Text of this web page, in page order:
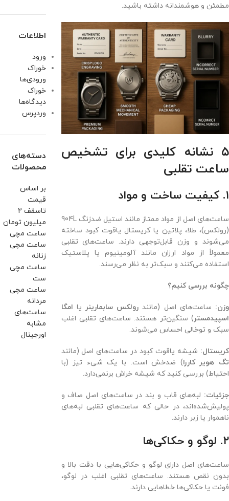
مطمئن و هوشمندانه داشته باشید.
۵ نشانه کلیدی برای تشخیص
ساعت تقلبی
۱. کیفیت ساخت و مواد
ساعت‌های اصل از مواد ممتاز مانند استیل ضدزنگ 904L
(رولکس)، طلا، پلاتین یا کریستال یاقوت کبود ساخته
می‌شوند و وزن قابل‌توجهی دارند. ساعت‌های تقلبی
معمولاً از مواد ارزان مانند آلومینیوم یا پلاستیک
استفاده می‌کنند و سبک‌تر به نظر می‌رسند.
چگونه بررسی کنیم؟
وزن: ساعت‌های اصل (مانند رولکس سابمارینر یا امگا
اسپیدمستر ) سنگین‌تر هستند. ساعت‌های تقلبی اغلب
سبک و توخالی احساس می‌شوند.
کریستال: شیشه یاقوت کبود در ساعت‌های اصل (مانند
تگ هویر کاررا) ضدخش است. با یک شیء تیز (با
احتیاط) بررسی کنید که شیشه خراش برنمی‌دارد.
جزئیات: لبه‌های قاب و بند در ساعت‌های اصل صاف و
پولیش‌شده‌اند، در حالی که ساعت‌های تقلبی لبه‌های
ناهموار یا زبر دارند.
۲. لوگو و حکاکی‌ها
ساعت‌های اصل دارای لوگو و حکاکی‌هایی با دقت بالا و
بدون نقص هستند. ساعت‌های تقلبی اغلب در لوگو،
فونت یا حکاکی‌ها خطاهایی دارند.
اطلاعات
ورود
خوراک
ورودی‌ها
خوراک
دیدگاه‌ها
وردپرس
دسته‌های
محصولات
بر اساس
قیمت
تاسقف 2
میلیون تومان
ساعت مچی
ساعت مچی
زنانه
ساعت مچی
ست
ساعت مچی
مردانه
ساعت‌های
مشابه
اورجینال